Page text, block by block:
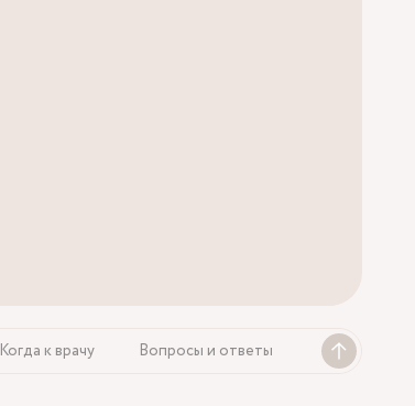
Когда к врачу Вопросы и ответы